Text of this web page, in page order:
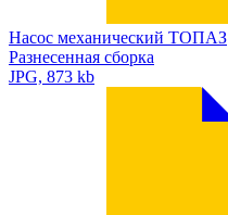
Насос механический ТОПАЗ
Разнесенная сборка
JPG, 873 kb